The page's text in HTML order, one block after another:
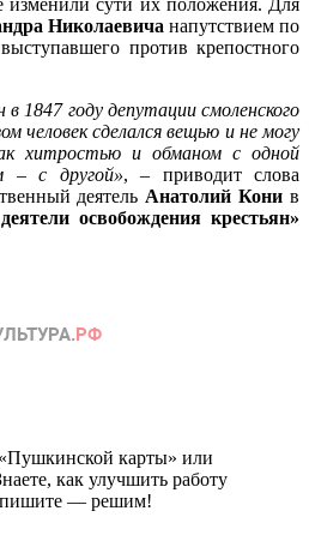
Николаевича напутствием по
против крепостного
1847 году депутации смоленского
человек сделался вещью и не могу
хитростью и обманом с одной
– с другой», – приводит слова
деятель Анатолий Кони в
освобождения крестьян»
карты» или
как улучшить работу
— решим!